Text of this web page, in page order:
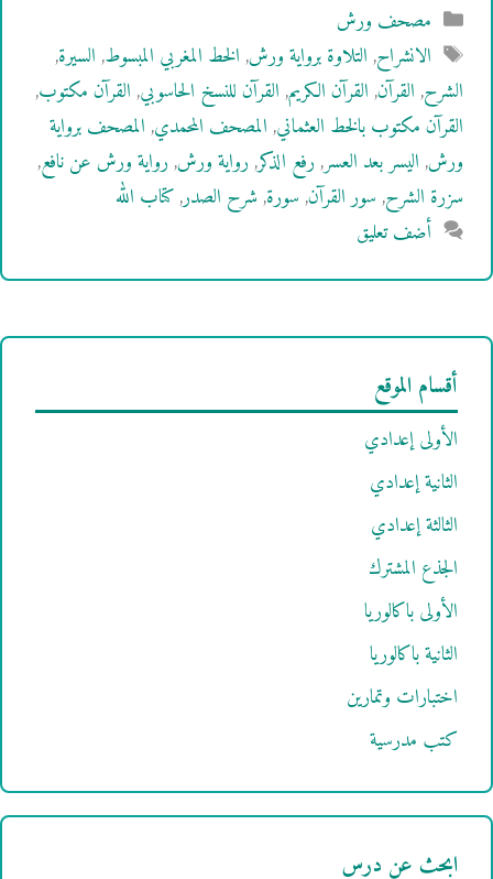
التصنيفات
مصحف ورش
الوسوم
الانشراح,التلاوة برواية ورش,الخط المغربي المبسوط,السيرة,
الشرح,القرآن,القرآن الكريم,القرآن للنسخ الحاسوبي,القرآن مكتوب,
القرآن مكتوب بالخط العثماني,المصحف المحمدي,المصحف برواية
ورش,اليسر بعد العسر,رفع الذكر,رواية ورش,رواية ورش عن نافع,
سزرة الشرح,سور القرآن,سورة,شرح الصدر,كتاب الله
أضف تعليق
أقسام الموقع
الأولى إعدادي
الثانية إعدادي
الثالثة إعدادي
الجذع المشترك
الأولى باكالوريا
الثانية باكالوريا
اختبارات وتمارين
كتب مدرسية
ابحث عن درس